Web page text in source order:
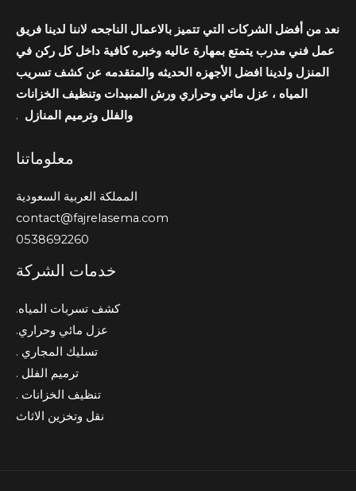
نعد من أفضل الشركات التي تتميز بالاعمال الناجحه لاننا لدينا فريق
عمل فني مدرب يتمتع بمهارة عاليه وخبره كافية داخل كل ركن في
المنزل ولدينا افضل الأجهزه الحديثه والمتقدمه عن كشف تسريب
المياه ، عزل مائي وحراري ورش المبيدات وتنظيف الخزانات
والفلل وترميم المنازل .
معلوماتنا
المملكة العربية السعودية
contact@fajrelasema.com
0538692260
خدمات الشركة
كشف تسربات المياه.
عزل مائي وحراري.
تسليك المجاري .
ترميم الفلل .
تنظيف الخزانات .
نقل وتخزين الاثاث